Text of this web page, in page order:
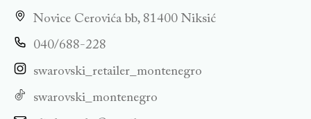
Novice Cerovića bb, 81400 Niksić
040/688-228
swarovski_retailer_montenegro
swarovski_montenegro